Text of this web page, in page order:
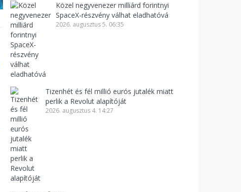
Közel negyvenezer milliárd forintnyi
SpaceX-részvény válhat eladhatóvá
2026. augusztus 5. 06:35
Tizenhét és fél millió eurós jutalék miatt
perlik a Revolut alapítóját
2026. augusztus 4. 14:27